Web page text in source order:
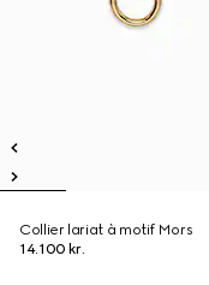
Collier lariat à motif Mors
14.100 kr.